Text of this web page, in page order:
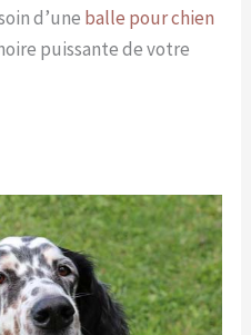
d’une balle pour chien
puissante de votre